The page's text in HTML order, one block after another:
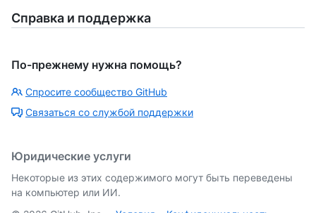
Справка и поддержка
По-прежнему нужна помощь?
Спросите сообщество GitHub
Связаться со службой поддержки
Юридические услуги
Некоторые из этих содержимого могут быть переведены
на компьютер или ИИ.